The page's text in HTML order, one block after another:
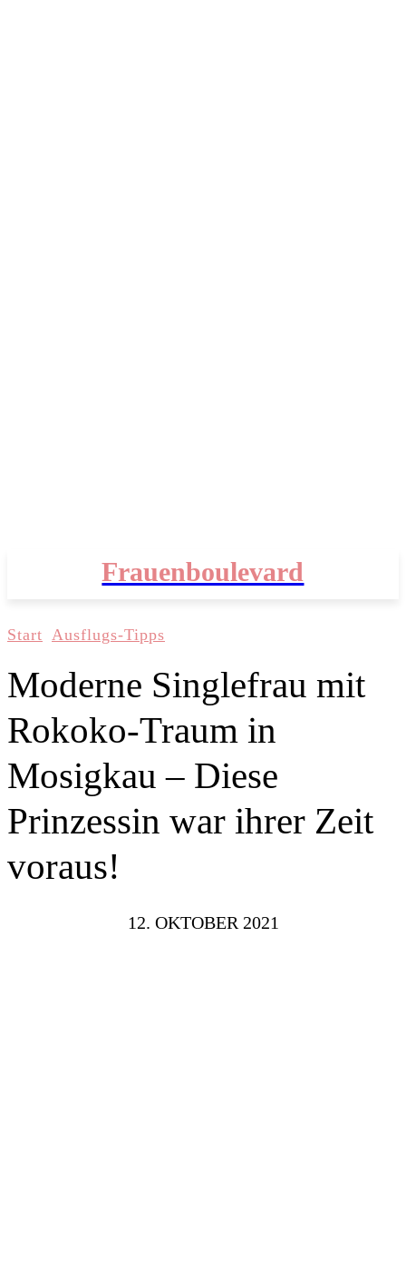
Frauenboulevard
Start Ausflugs-Tipps
Moderne Singlefrau mit
Rokoko-Traum in
Mosigkau – Diese
Prinzessin war ihrer Zeit
voraus!
12. OKTOBER 2021